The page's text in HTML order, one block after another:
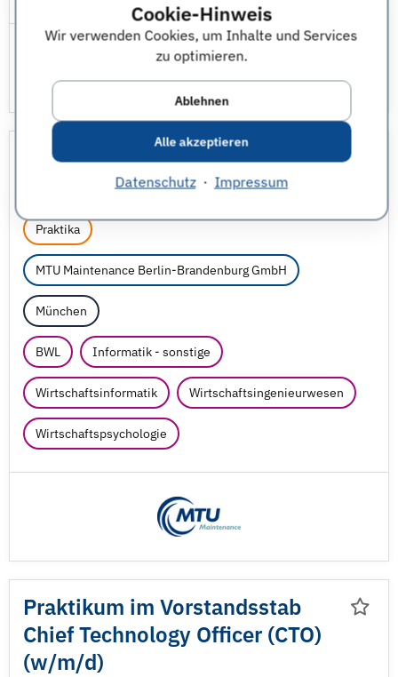
Cookie-Hinweis
Wir verwenden Cookies, um Inhalte und Services
zu optimieren.
Ablehnen
Alle akzeptieren
Datenschutz· Impressum
Praktikum Projekt- und Change
Management (all genders)
Praktika
MTU Maintenance Berlin-Brandenburg GmbH
München
BWL Informatik - sonstige
Wirtschaftsinformatik Wirtschaftsingenieurwesen
Wirtschaftspsychologie
Praktikum im Vorstandsstab
Chief Technology Officer (CTO)
(w/m/d)